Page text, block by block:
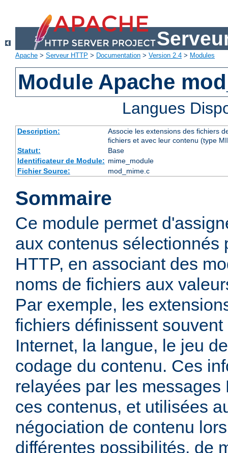
Apache > Serveur HTTP > Documentation > Version 2.4 > Modules
Module Apache
Langues
Description:
Associe les extensions des fichiers
fichiers et avec leur contenu (type
Statut:
Base
Identificateur de Module: mime_module
Fichier Source:
mod_mime.c
Sommaire
Ce module permet
aux contenus sélectionnés
HTTP, en associant des
noms de fichiers aux
Par exemple, les
fichiers définissent
Internet, la langue, le jeu
codage du contenu. Ces
relayées par les
ces contenus, et utilisées
négociation de contenu
différentes possibilités, de